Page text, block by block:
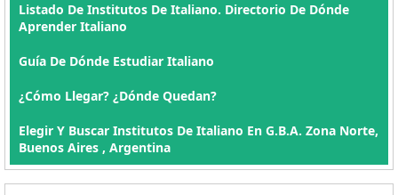
Listado De Institutos De Italiano. Directorio De Dónde
Aprender Italiano
Guía De Dónde Estudiar Italiano
¿Cómo Llegar? ¿Dónde Quedan?
Elegir Y Buscar Institutos De Italiano En G.B.A. Zona Norte,
Buenos Aires , Argentina